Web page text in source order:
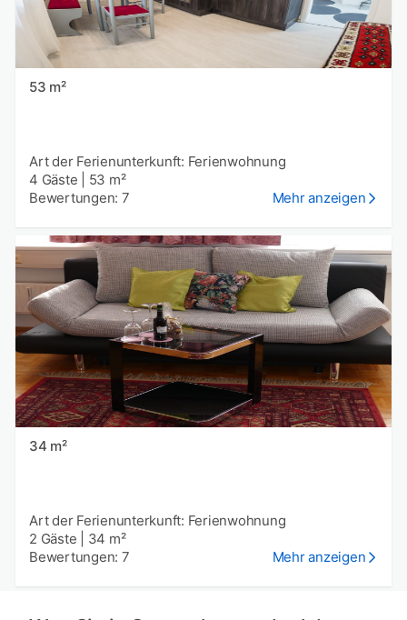
53 m²
Art der Ferienunterkunft: Ferienwohnung
4 Gäste
53 m²
Bewertungen: 7
Mehr anzeigen
34 m²
Art der Ferienunterkunft: Ferienwohnung
2 Gäste
34 m²
Bewertungen: 7
Mehr anzeigen